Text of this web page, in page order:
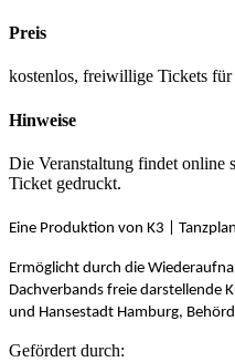
Preis
kostenlos, freiwillige Tickets
Hinweise
Die Veranstaltung findet online
Ticket gedruckt.
Eine Produktion von K3 |
Ermöglicht durch die
Dachverbands freie darstellende
und Hansestadt Hamburg,
Gefördert durch: